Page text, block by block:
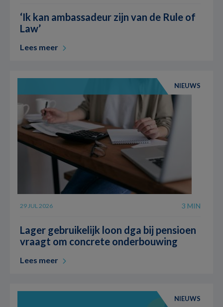
‘Ik kan ambassadeur zijn van de Rule of
Law’
Lees meer
NIEUWS
29 JUL 2026 3 MIN
Lager gebruikelijk loon dga bij pensioen
vraagt om concrete onderbouwing
Lees meer
NIEUWS